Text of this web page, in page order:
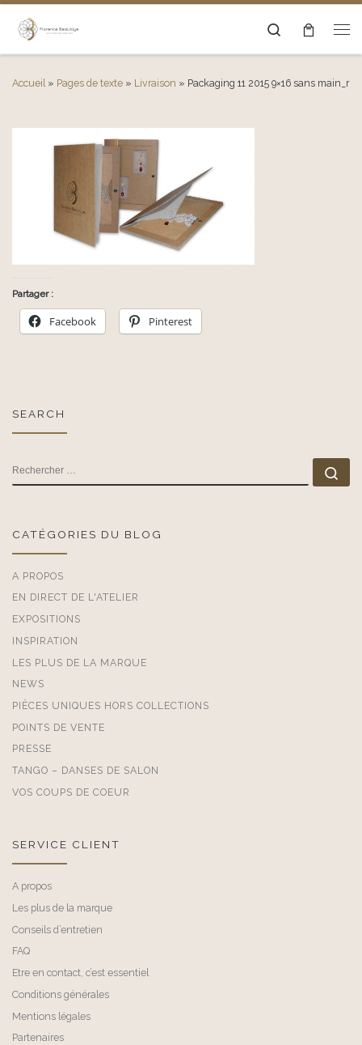
Passer au contenu Search
Accueil » Pages de texte » Livraison » Packaging 11 2015 9×16 sans main_r
Partager :
Facebook Pinterest
SEARCH
RECHERCHER
CATÉGORIES DU BLOG
A PROPOS
EN DIRECT DE L'ATELIER
EXPOSITIONS
INSPIRATION
LES PLUS DE LA MARQUE
NEWS
PIÈCES UNIQUES HORS COLLECTIONS
POINTS DE VENTE
PRESSE
TANGO – DANSES DE SALON
VOS COUPS DE COEUR
SERVICE CLIENT
A propos
Les plus de la marque
Conseils d’entretien
FAQ
Etre en contact, c’est essentiel
Conditions générales
Mentions légales
Partenaires